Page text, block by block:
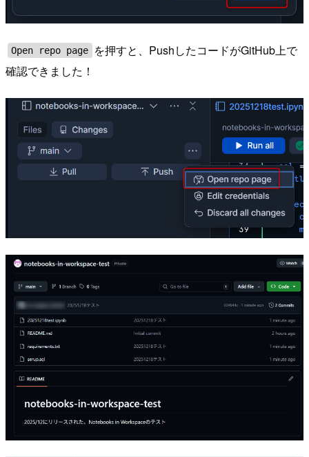
Open repo page
を押すと、PushしたコードがGitHub上で
確認できました！